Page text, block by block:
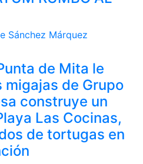
Sánchez Márquez
de Mita le
migajas de Grupo
construye un
Las Cocinas,
de tortugas en